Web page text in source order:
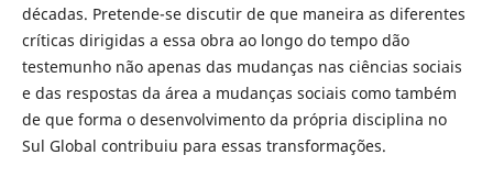
décadas. Pretende-se discutir de que maneira as diferentes
críticas dirigidas a essa obra ao longo do tempo dão
testemunho não apenas das mudanças nas ciências sociais
e das respostas da área a mudanças sociais como também
de que forma o desenvolvimento da própria disciplina no
Sul Global contribuiu para essas transformações.